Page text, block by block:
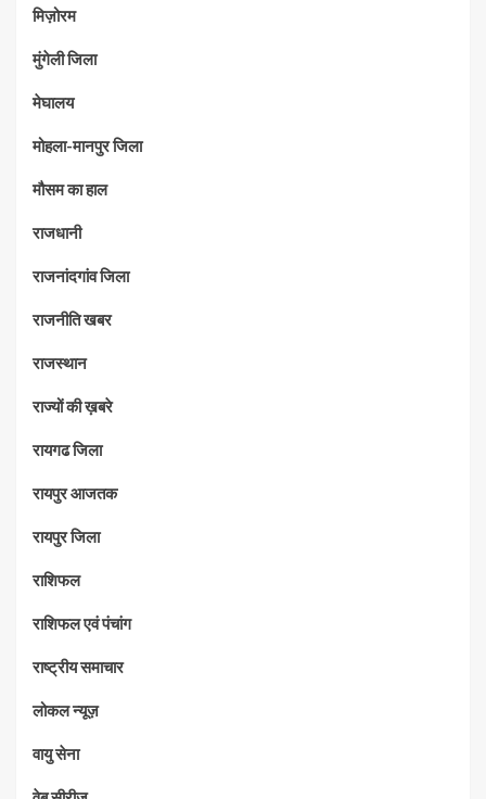
मिज़ोरम
मुंगेली जिला
मेघालय
मोहला-मानपुर जिला
मौसम का हाल
राजधानी
राजनांदगांव जिला
राजनीति खबर
राजस्थान
राज्यों की ख़बरे
रायगढ जिला
रायपुर आजतक
रायपुर जिला
राशिफल
राशिफल एवं पंचांग
राष्ट्रीय समाचार
लोकल न्यूज़
वायु सेना